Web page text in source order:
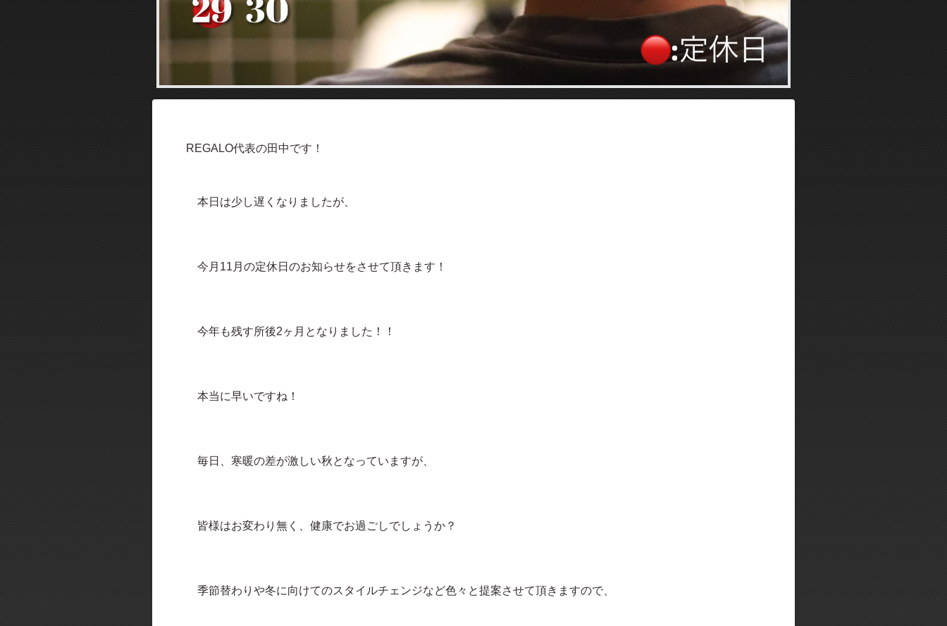
REGALO代表の田中です！
本日は少し遅くなりましたが、
今月 11 月の定休日のお知らせをさせて頂きます！
今年も残す所後2ヶ月となりました！！
本当に早いですね！
毎日、寒暖の差が激しい秋となっていますが、
皆様はお変わり無く、健康でお過ごしでしょうか？
季節替わりや冬に向けてのスタイルチェンジなど色々と提案させて頂きますので、